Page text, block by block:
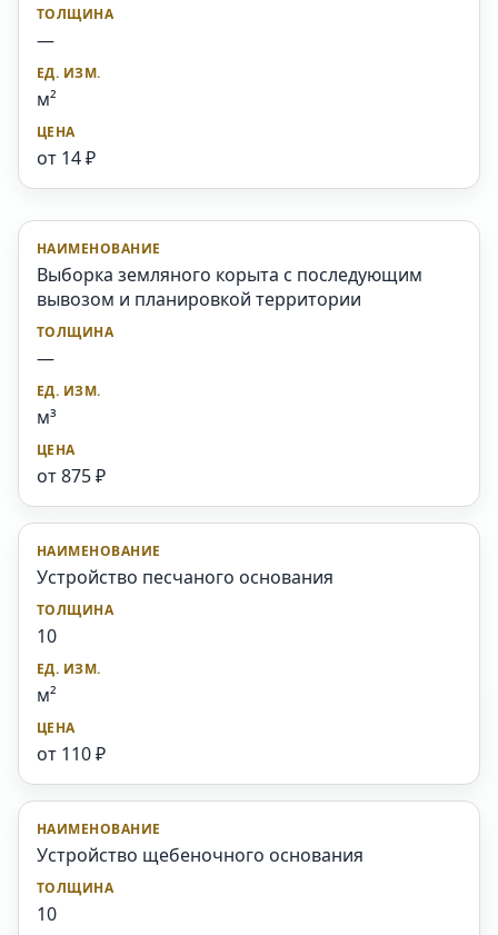
—
м²
от 14 ₽
Выборка земляного корыта с последующим
вывозом и планировкой территории
—
м³
от 875 ₽
Устройство песчаного основания
10
м²
от 110 ₽
Устройство щебеночного основания
10